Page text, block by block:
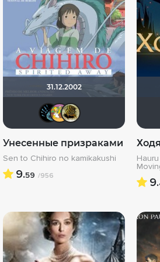
31.12.2002
Унесенные призраками
Sen to Chihiro no kamikakushi
9.59 /956 9.